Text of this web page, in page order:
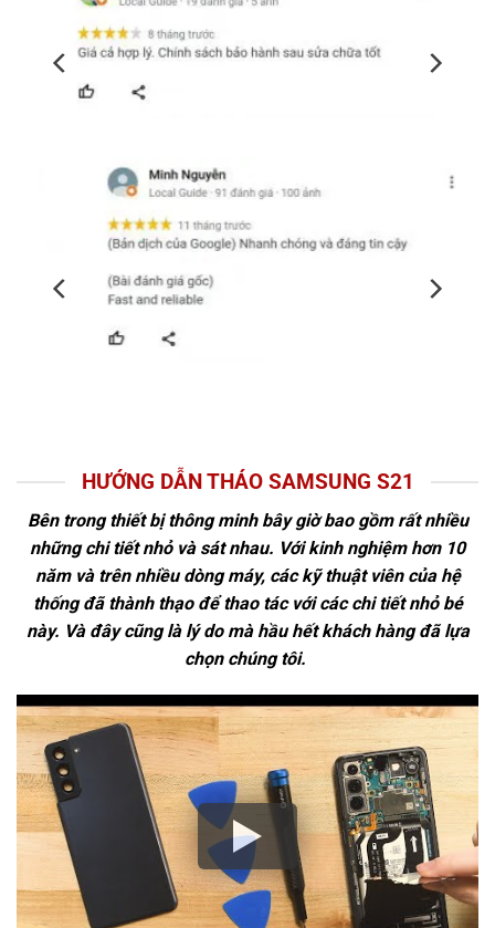
HƯỚNG DẪN THÁO SAMSUNG S21
Bên trong thiết bị thông minh bây giờ bao gồm rất nhiều
những chi tiết nhỏ và sát nhau. Với kinh nghiệm hơn 10
năm và trên nhiều dòng máy, các kỹ thuật viên của hệ
thống đã thành thạo để thao tác với các chi tiết nhỏ bé
này. Và đây cũng là lý do mà hầu hết khách hàng đã lựa
chọn chúng tôi.